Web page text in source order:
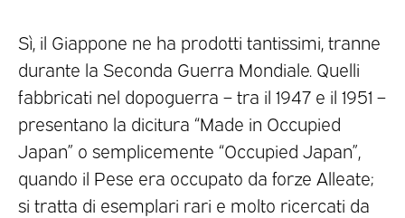
Sì, il Giappone ne ha prodotti tantissimi, tranne
durante la Seconda Guerra Mondiale. Quelli
fabbricati nel dopoguerra – tra il 1947 e il 1951 –
presentano la dicitura “Made in Occupied
Japan” o semplicemente “Occupied Japan”,
quando il Pese era occupato da forze Alleate;
si tratta di esemplari rari e molto ricercati da